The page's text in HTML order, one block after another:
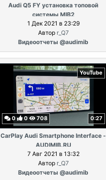
Audi Q5 FY установка топовой
системы MIB2
1 Дек 2021 в 23:29
Автор r_Q7
Видеоотчеты @audimib
YouTube
0 0 708 0:27
CarPlay Audi Smartphone Interface -
AUDIMIB.RU
7 Авг 2021 в 13:32
Автор r_Q7
Видеоотчеты @audimib